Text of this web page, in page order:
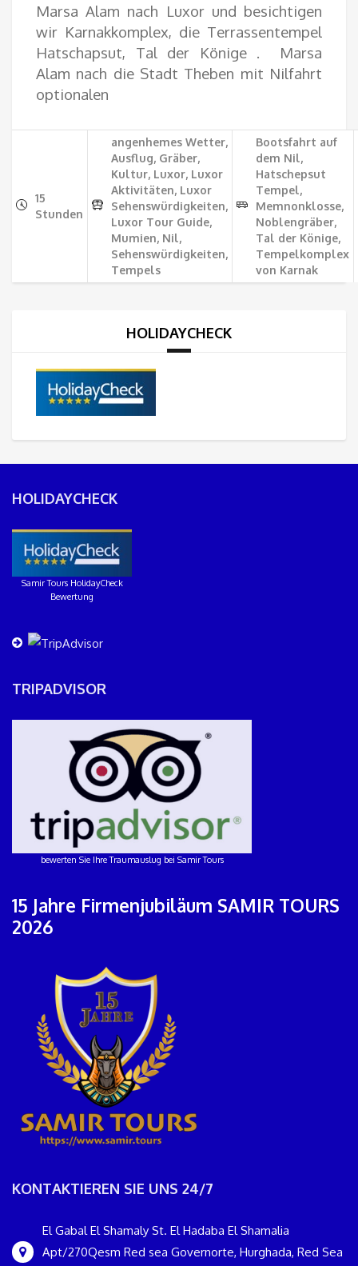
Marsa Alam nach Luxor und besichtigen
wir Karnakkomplex, die Terrassentempel
Hatschapsut, Tal der Könige . Marsa
Alam nach die Stadt Theben mit Nilfahrt
optionalen
15
Stunden
angenhemes Wetter,
Ausflug, Gräber,
Kultur, Luxor, Luxor
Aktivitäten, Luxor
Sehenswürdigkeiten,
Luxor Tour Guide,
Mumien, Nil,
Sehenswürdigkeiten,
Tempels
Bootsfahrt auf
dem Nil,
Hatschepsut
Tempel,
Memnonklosse,
Noblengräber,
Tal der Könige,
Tempelkomplex
von Karnak
HOLIDAYCHECK
HOLIDAYCHECK
Samir Tours HolidayCheck
Bewertung
TRIPADVISOR
bewerten Sie Ihre Traumauslug bei Samir Tours
15 Jahre Firmenjubiläum SAMIR TOURS
2026
KONTAKTIEREN SIE UNS 24/7
El Gabal El Shamaly St. El Hadaba El Shamalia
Apt/270Qesm Red sea Governorte, Hurghada, Red Sea